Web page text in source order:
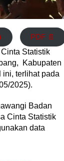
PDF 📄
Statistik
Kabupaten
terlihat pada
2025).
Badan
Cinta Statistik
data